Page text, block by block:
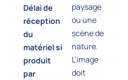
Délai de
réception
du
matériel si
produit
par
paysage
ou une
scène de
nature.
L’image
doit